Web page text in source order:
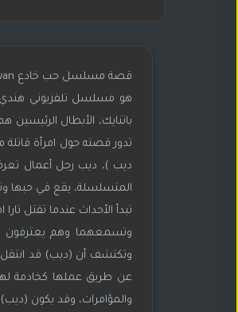
قصة مسلسل حب خادع Ishq Mein Marjawan
هو مسلسل تلفزيوني هندي
ديب )، ديب رجل أعمال
المتسلسلة، يقع في حبها
تبدأ الأحداث عندما تقتل
وتكتشف أن (ديب) قد انتقل
عن طريق عملها كخادمة
والمؤامرات، وقد يكون